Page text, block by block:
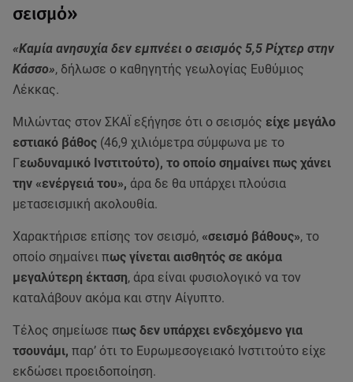
σεισμό»
«Καμία ανησυχία δεν εμπνέει ο σεισμός 5,5 Ρίχτερ στην
Κάσσο», δήλωσε ο καθηγητής γεωλογίας Ευθύμιος
Λέκκας.
Μιλώντας στον ΣΚΑΪ εξήγησε ότι ο σεισμός είχε μεγάλο
εστιακό βάθος (46,9 χιλιόμετρα σύμφωνα με το
Γεωδυναμικό Ινστιτούτο), το οποίο σημαίνει πως χάνει
την «ενέργειά του», άρα δε θα υπάρχει πλούσια
μετασεισμική ακολουθία.
Χαρακτήρισε επίσης τον σεισμό, «σεισμό βάθους», το
οποίο σημαίνει πως γίνεται αισθητός σε ακόμα
μεγαλύτερη έκταση, άρα είναι φυσιολογικό να τον
καταλάβουν ακόμα και στην Αίγυπτο.
Τέλος σημείωσε πως δεν υπάρχει ενδεχόμενο για
τσουνάμι, παρ’ ότι το Ευρωμεσογειακό Ινστιτούτο είχε
εκδώσει προειδοποίηση.